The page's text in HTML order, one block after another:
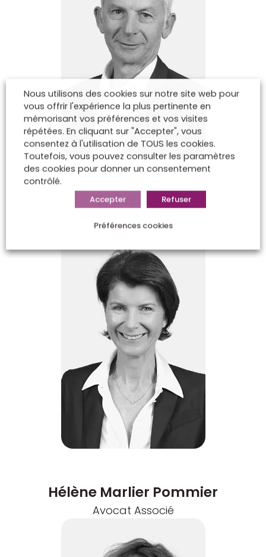
Didier Lods
Avocat Associé
Hélène Marlier Pommier
Avocat Associé
Nous utilisons des cookies sur notre site web pour
vous offrir l'expérience la plus pertinente en
mémorisant vos préférences et vos visites
répétées. En cliquant sur "Accepter", vous
consentez à l'utilisation de TOUS les cookies.
Toutefois, vous pouvez consulter les paramètres
des cookies pour donner un consentement
contrôlé.
Accepter Refuser
Préférences cookies